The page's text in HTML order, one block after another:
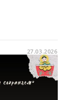
27.03.2026